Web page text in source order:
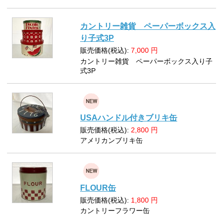
カントリー雑貨 ペーパーボックス入
り子式3P
販売価格(税込): 7,000 円
カントリー雑貨 ペーパーボックス入り子
式3P
USAハンドル付きブリキ缶
販売価格(税込): 2,800 円
アメリカンブリキ缶
FLOUR缶
販売価格(税込): 1,800 円
カントリーフラワー缶